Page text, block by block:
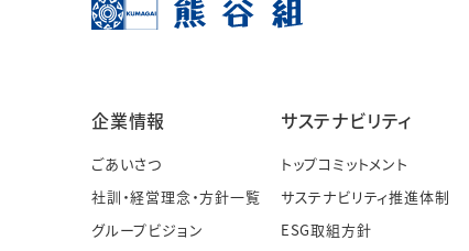
企業情報
ごあいさつ
社訓・経営理念・方針一覧
グループビジョン
サステナビリティ
トップコミットメント
サステナビリティ推進体制
ESG取組方針